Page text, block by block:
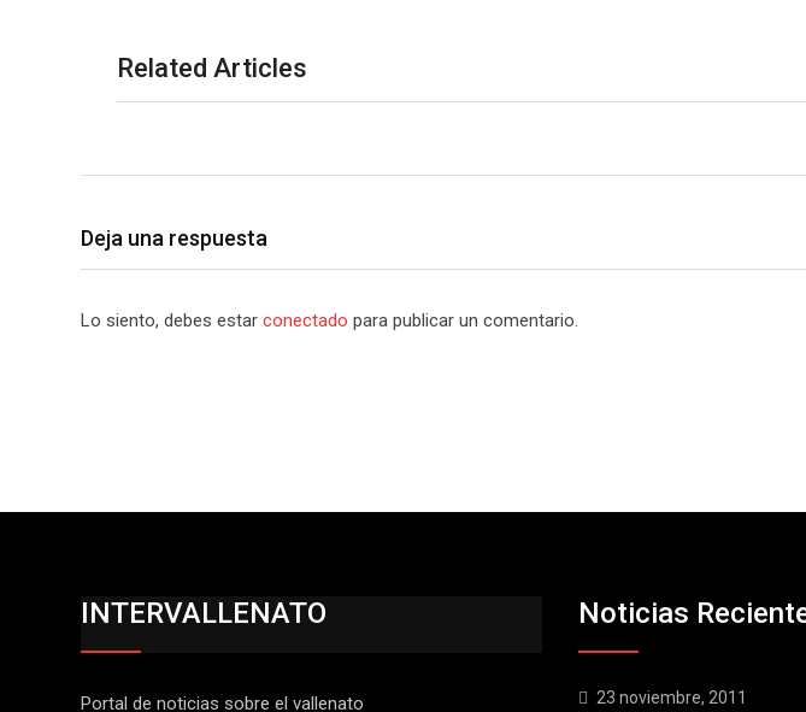
Related Articles
Deja una respuesta
Lo siento, debes estar conectado para publicar un comentario.
INTERVALLENATO
Portal de noticias sobre el vallenato
Noticias
23 noviembre, 2011